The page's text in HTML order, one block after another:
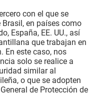
con el que se
en países como
España, EE. UU., así
que trabajan en
En este caso, nos
solo se realice a
similar al
o que se adopten
de Protección de